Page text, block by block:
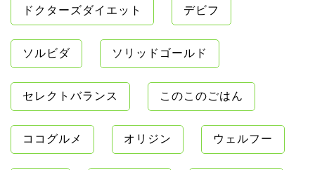
ドクターズダイエット デビフ
ソルビダ ソリッドゴールド
セレクトバランス このこのごはん
ココグルメ オリジン ウェルフー